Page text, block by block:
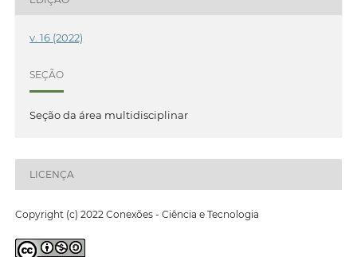
v. 16 (2022)
SEÇÃO
Seção da área multidisciplinar
LICENÇA
Copyright (c) 2022 Conexões - Ciência e Tecnologia